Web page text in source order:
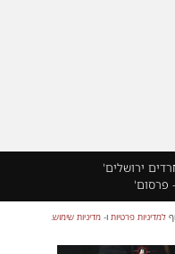
ירושלים'
פרסום'
למדיניות פרטיות ו-מדיניות שימוש.